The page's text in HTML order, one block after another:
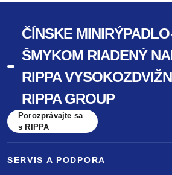
ČÍNSKE
ŠMYKOM RIADENÝ
RIPPA
RIPPA GROUP
Porozprávajte sa
s RIPPA
SERVIS A PODPORA